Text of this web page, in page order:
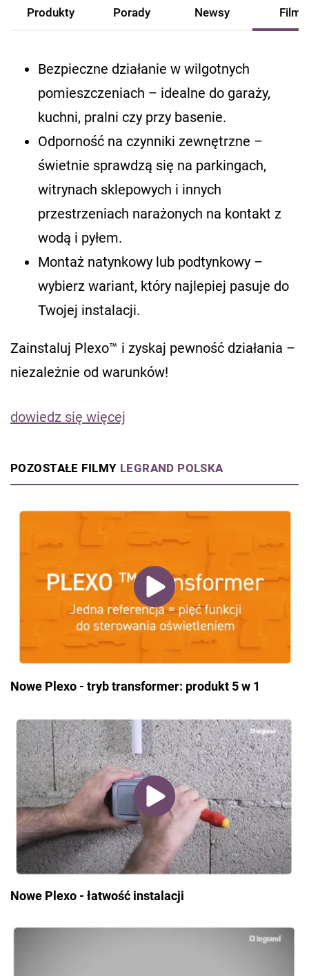
Produkty Porady Newsy Filmy
Bezpieczne działanie w wilgotnych
pomieszczeniach – idealne do garaży,
kuchni, pralni czy przy basenie.
Odporność na czynniki zewnętrzne –
świetnie sprawdzą się na parkingach,
witrynach sklepowych i innych
przestrzeniach narażonych na kontakt z
wodą i pyłem.
Montaż natynkowy lub podtynkowy –
wybierz wariant, który najlepiej pasuje do
Twojej instalacji.
Zainstaluj Plexo™ i zyskaj pewność działania –
niezależnie od warunków!
dowiedz się więcej
POZOSTAŁE FILMY LEGRAND POLSKA
Nowe Plexo - tryb transformer: produkt 5 w 1
Nowe Plexo - łatwość instalacji